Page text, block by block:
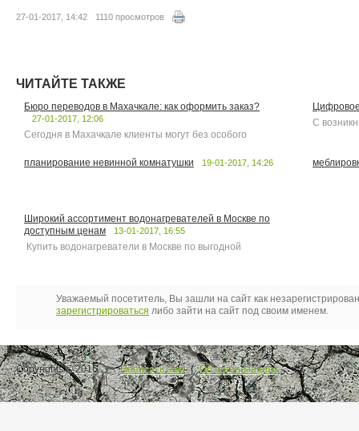
27-01-2017, 14:42 1110 просмотров
ЧИТАЙТЕ ТАКЖЕ
Бюро переводов в Махачкале: как оформить заказ?
27-01-2017, 12:06
Сегодня в Махачкале клиенты могут без особого
С
планирование невинной комнатушки 19-01-2017, 14:26
Широкий ассортимент водонагревателей в Москве по
доступным ценам
13-01-2017, 16:55
Купить водонагреватели в Москве по выгодной
Уважаемый посетитель, Вы зашли на сайт как
зарегистрироваться либо зайти на сайт под своим именем.
Copyrights © 2016. Написать нам | Об организациях